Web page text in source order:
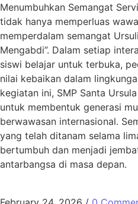
Menumbuhkan Semangat
tidak hanya memperluas
memperdalam semangat
Mengabdi”. Dalam setiap
siswi belajar untuk terbuka,
nilai kebaikan dalam
kegiatan ini, SMP Santa
untuk membentuk generasi
berwawasan internasional.
yang telah ditanam selama
bertumbuh dan menjadi
antarbangsa di masa depan.